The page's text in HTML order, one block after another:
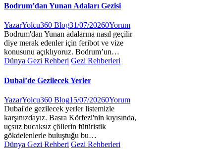
Bodrum’dan Yunan Adaları Gezisi
YazarYolcu360 Blog31/07/20260Yorum
Bodrum'dan Yunan adalarına nasıl geçilir
diye merak edenler için feribot ve vize
konusunu açıklıyoruz. Bodrum’un…
Dünya Gezi Rehberi Gezi Rehberleri
Dubai’de Gezilecek Yerler
YazarYolcu360 Blog15/07/20260Yorum
Dubai'de gezilecek yerler listemizle
karşınızdayız. Basra Körfezi'nin kıyısında,
uçsuz bucaksız çöllerin fütüristik
gökdelenlerle buluştuğu bu…
Dünya Gezi Rehberi Gezi Rehberleri